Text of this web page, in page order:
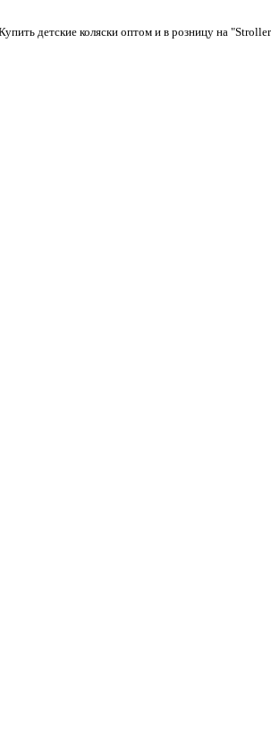
детские коляски оптом и в розницу на